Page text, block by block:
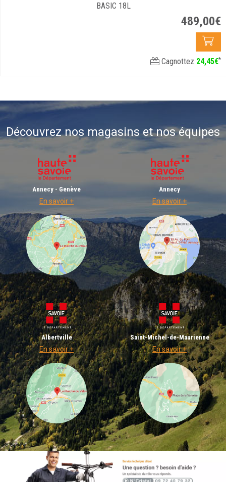
BASIC 18L
489,00€
Cagnottez 24,45€*
Découvrez nos magasins et nos équipes
Annecy - Genève
En savoir +
Annecy
En savoir +
Albertville
En savoir +
Saint-Michel-de-Maurienne
En savoir +